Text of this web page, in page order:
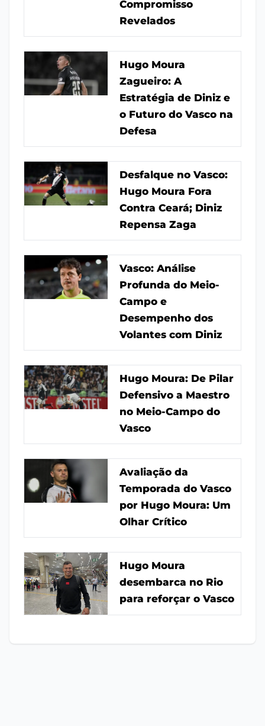
Compromisso
Revelados
Hugo Moura
Zagueiro: A
Estratégia de Diniz e
o Futuro do Vasco na
Defesa
Desfalque no Vasco:
Hugo Moura Fora
Contra Ceará; Diniz
Repensa Zaga
Vasco: Análise
Profunda do Meio-
Campo e
Desempenho dos
Volantes com Diniz
Hugo Moura: De Pilar
Defensivo a Maestro
no Meio-Campo do
Vasco
Avaliação da
Temporada do Vasco
por Hugo Moura: Um
Olhar Crítico
Hugo Moura
desembarca no Rio
para reforçar o Vasco